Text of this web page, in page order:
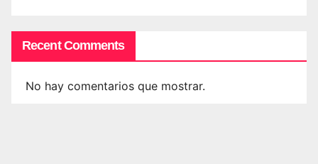
Recent Comments
No hay comentarios que mostrar.